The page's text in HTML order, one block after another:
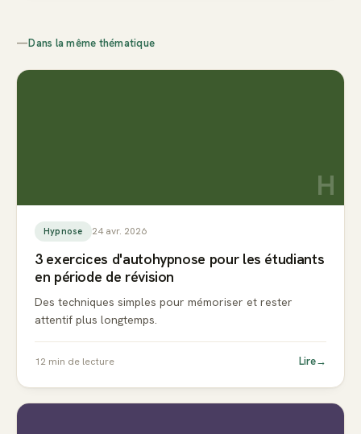
—Dans la même thématique
H
Hypnose 24 avr. 2026
3 exercices d'autohypnose pour les étudiants
en période de révision
Des techniques simples pour mémoriser et rester
attentif plus longtemps.
12 min de lecture Lire→